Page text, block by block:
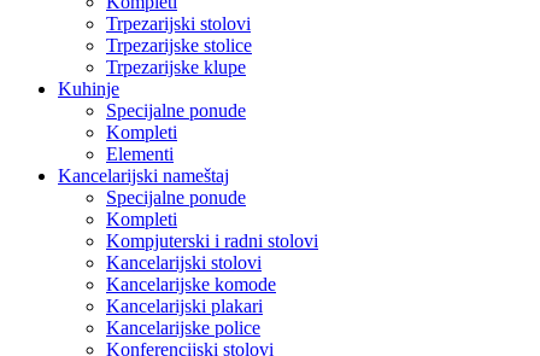
Trpezarijski stolovi
Trpezarijske stolice
Trpezarijske klupe
Kuhinje
Specijalne ponude
Kompleti
Elementi
Kancelarijski nameštaj
Specijalne ponude
Kompleti
Kompjuterski i radni stolovi
Kancelarijski stolovi
Kancelarijske komode
Kancelarijski plakari
Kancelarijske police
Konferencijski stolovi